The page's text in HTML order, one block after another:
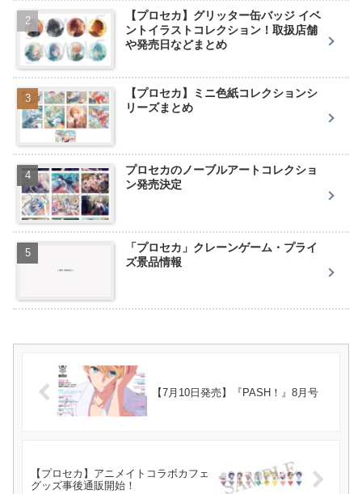
【プロセカ】グリッター缶バッジ イベ
ントイラストコレクション！取扱店舗
や発売日などまとめ
【プロセカ】ミニ色紙コレクションシ
リーズまとめ
プロセカのノーブルアートコレクショ
ン発売決定
「プロセカ」クレーンゲーム・プライ
ズ景品情報
【7月10日発売】『PASH！』8月号
【プロセカ】アニメイトコラボカフェ
グッズ事後通販開始！